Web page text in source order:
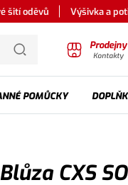
šití oděvů Výšivka a
Prodejny
Kontakty
POMŮCKY
Blůza CXS